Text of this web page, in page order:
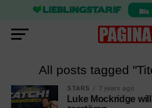
All posts tagged
STARS 7 years ago
Luke Mockridge